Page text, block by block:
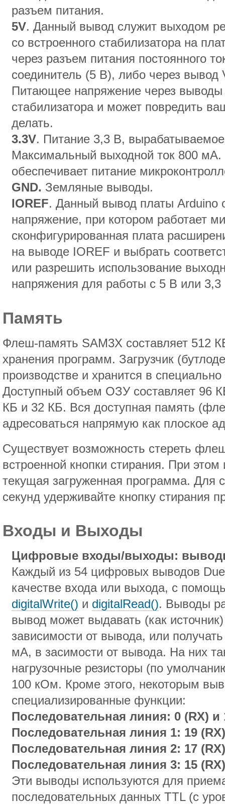
разъем питания.
5V. Данный вывод служит выходом
со встроенного стабилизатора на
через разъем питания постоянного
соединитель (5 В), либо через вывод
Питающее напряжение через
стабилизатора и может повредить
делать.
3.3V. Питание 3,3 В,
Максимальный выходной ток 800 мА.
обеспечивает питание
GND. Земляные выводы.
IOREF. Данный вывод платы Arduino
напряжение, при котором работает
сконфигурированная плата
на выводе IOREF и выбрать
или разрешить использование
напряжения для работы с 5 В или 3,3
Память
Флеш-память SAM3X составляет 512
хранения программ. Загрузчик
производстве и хранится в
Доступный объем ОЗУ составляет 96
КБ и 32 КБ. Вся доступная память
адресоваться напрямую как плоское
Существует возможность стереть
встроенной кнопки стирания. При
текущая загруженная программа. Для
секунд удерживайте кнопку стирания
Входы и Выходы
Цифровые входы/выходы:
Каждый из 54 цифровых выводов
качестве входа или выхода, с
digitalWrite() и digitalRead(). Выводы
вывод может выдавать (как
зависимости от вывода, или
мА, в засимости от вывода. На них
нагрузочные резисторы (по
100 кОм. Кроме этого, некоторым
специализированные функции:
Последовательная линия: 0 (RX) и
Последовательная линия 1: 19
Последовательная линия 2: 17
Последовательная линия 3: 15
Эти выводы используются для
последовательных данных TTL (с